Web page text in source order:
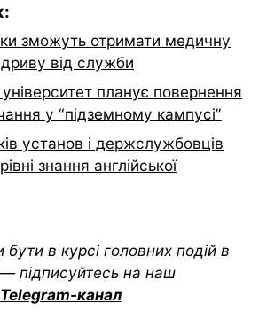
зможуть отримати медичну
від служби
планує повернення
у “підземному кампусі”
установ і держслужбовців
знання англійської
в курсі головних подій в
— підписуйтесь на наш
Telegram-канал